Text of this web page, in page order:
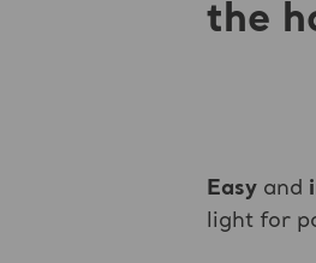
the
Easy and
light for